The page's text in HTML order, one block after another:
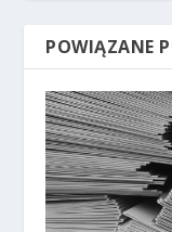
POWIĄZANE